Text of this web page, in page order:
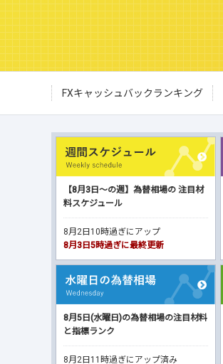
FXキャッシュバックランキング
【8月3日～の週】為替相場の 注目材
料スケジュール
8月2日10時過ぎにアップ
8月3日5時過ぎに最終更新
8月5日(水曜日)の為替相場の注目材料
と指標ランク
8月2日11時過ぎにアップ済み